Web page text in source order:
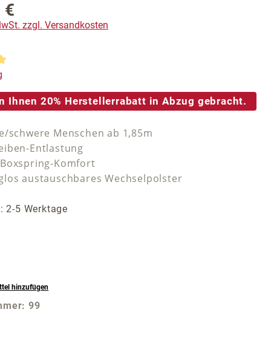
€
zzgl. Versandkosten
Bewertung von 5 von 5 Sternen
Ihnen 20% Herstellerrabatt in Abzug gebracht.
schwere Menschen ab 1,85m
Entlastung
Komfort
austauschbares Wechselpolster
2-5 Werktage
hinzufügen
99